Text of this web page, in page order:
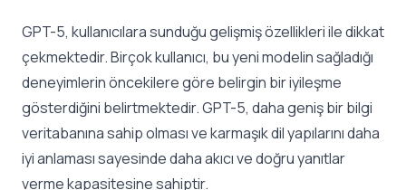
GPT-5, kullanıcılara sunduğu gelişmiş özellikleri ile dikkat
çekmektedir. Birçok kullanıcı, bu yeni modelin sağladığı
deneyimlerin öncekilere göre belirgin bir iyileşme
gösterdiğini belirtmektedir. GPT-5, daha geniş bir bilgi
veritabanına sahip olması ve karmaşık dil yapılarını daha
iyi anlaması sayesinde daha akıcı ve doğru yanıtlar
verme kapasitesine sahiptir.